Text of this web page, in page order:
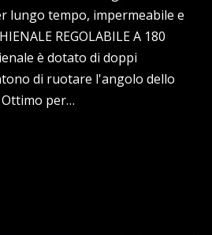
lungo tempo, impermeabile e
REGOLABILE A 180
è dotato di doppi
di ruotare l'angolo dello
Ottimo per…